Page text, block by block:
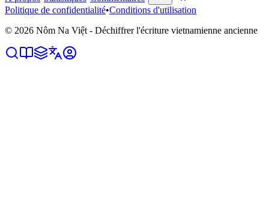
Politique de confidentialité•Conditions d'utilisation
© 2026 Nôm Na Việt - Déchiffrer l'écriture vietnamienne ancienne